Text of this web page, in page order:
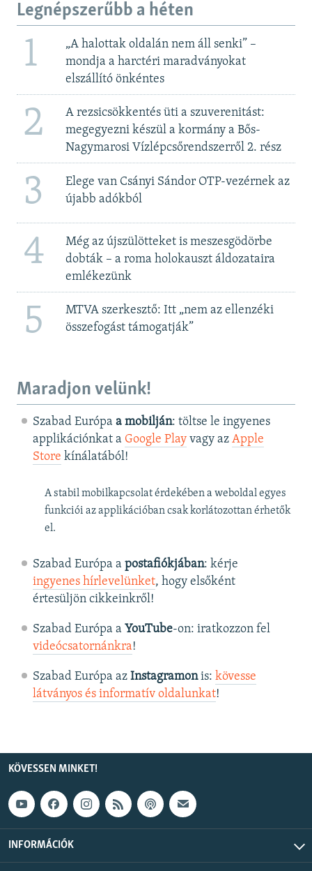
Legnépszerűbb a héten
1
„A halottak oldalán nem áll senki” –
mondja a harctéri maradványokat
elszállító önkéntes
2
A rezsicsökkentés üti a szuverenitást:
megegyezni készül a kormány a Bős-
Nagymarosi Vízlépcsőrendszerről 2. rész
3
Elege van Csányi Sándor OTP-vezérnek az
újabb adókból
4
Még az újszülötteket is meszesgödörbe
dobták – a roma holokauszt áldozataira
emlékezünk
5
MTVA szerkesztő: Itt „nem az ellenzéki
összefogást támogatják”
Maradjon velünk!
Szabad Európa a mobilján: töltse le ingyenes
applikációnkat a Google Playvagy az Apple
Store kínálatából!
A stabil mobilkapcsolat érdekében a weboldal egyes
funkciói az applikációban csak korlátozottan érhetők
el.
Szabad Európa a postafiókjában: kérje
ingyenes hírlevelünket, hogy elsőként
értesüljön cikkeinkről!
Szabad Európa a YouTube-on: iratkozzon fel
videócsatornánkra!
Szabad Európa az Instagramonis: kövesse
látványos és informatív oldalunkat! ​
KÖVESSEN MINKET!
INFORMÁCIÓK